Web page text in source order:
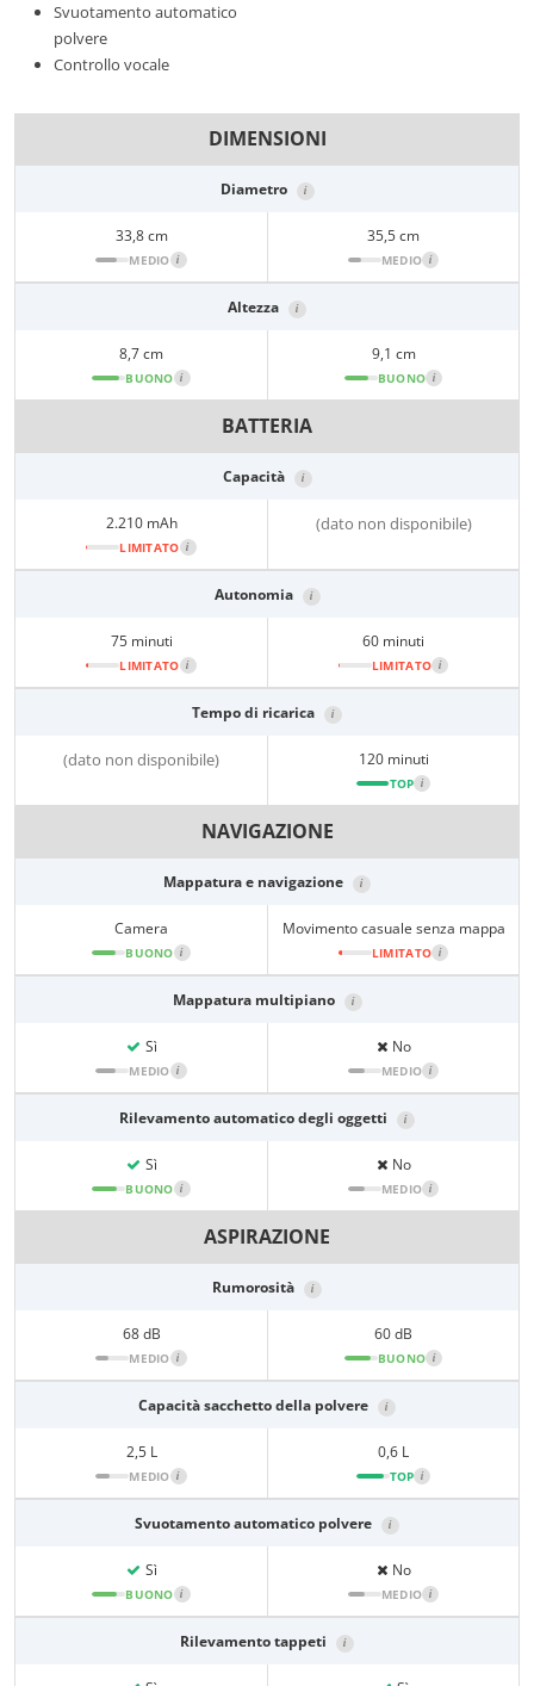
Svuotamento automatico
polvere
Controllo vocale
DIMENSIONI
Diametro i
33,8 cm
MEDIO i
35,5 cm
MEDIO i
Altezza i
8,7 cm
BUONO i
9,1 cm
BUONO i
BATTERIA
Capacità i
2.210 mAh
LIMITATO i
(dato non disponibile)
Autonomia i
75 minuti
LIMITATO i
60 minuti
LIMITATO i
Tempo di ricarica i
(dato non disponibile) 120 minuti
TOP i
NAVIGAZIONE
Mappatura e navigazione i
Camera
BUONO i
Movimento casuale senza mappa
LIMITATO i
Mappatura multipiano i
Sì
MEDIO i
No
MEDIO i
Rilevamento automatico degli oggetti i
Sì
BUONO i
No
MEDIO i
ASPIRAZIONE
Rumorosità i
68 dB
MEDIO i
60 dB
BUONO i
Capacità sacchetto della polvere i
2,5 L
MEDIO i
0,6 L
TOP i
Svuotamento automatico polvere i
Sì
BUONO i
No
MEDIO i
Rilevamento tappeti i